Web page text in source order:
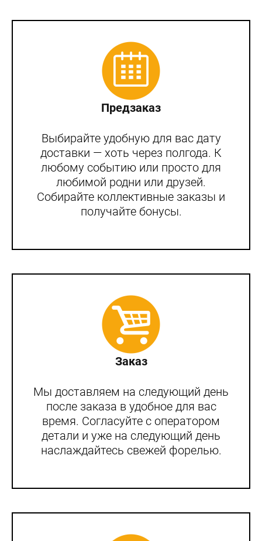
Предзаказ
Выбирайте удобную для вас дату
доставки — хоть через полгода. К
любому событию или просто для
любимой родни или друзей.
Собирайте коллективные заказы и
получайте бонусы.
Заказ
Мы доставляем на следующий день
после заказа в удобное для вас
время. Согласуйте с оператором
детали и уже на следующий день
наслаждайтесь свежей форелью.